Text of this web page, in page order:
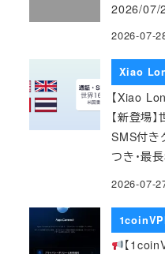
2026/07/
2026-07-
Xiao
【Xiao
【新登場
SMS付き
つき・最
2026-07-
【